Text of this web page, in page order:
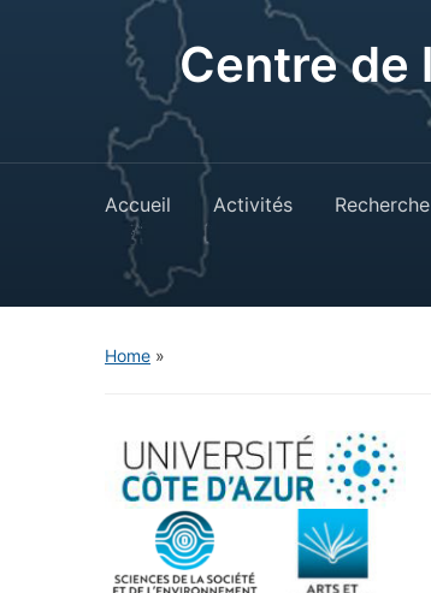
Centre de
Accueil Activités Recherche
Home »